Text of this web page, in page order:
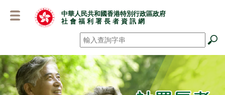
容
中華人民共和國香港特別行政區政府
社 會 福 利 署 長 者 資 訊 網
搜尋 *